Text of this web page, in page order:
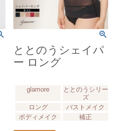
ととのうシェイパ
ー ロング
glamore
ととのうシリー
ズ
ロング
バストメイク
ボディメイク
補正